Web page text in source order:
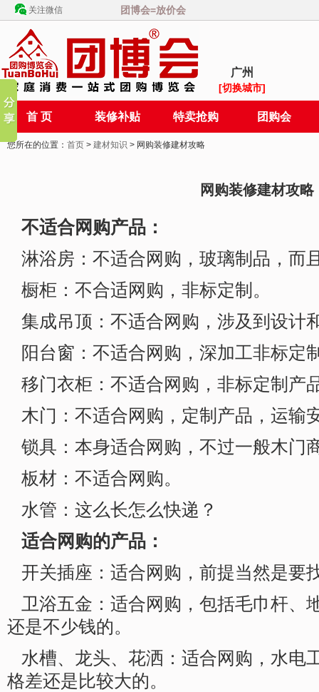
关注微信 团博会=放价会
广州
[切换城市]
首 页 装修补贴 特卖抢购 团购会
您所在的位置： 首页 > 建材知识 > 网购装修建材攻略
网购装修建材攻略
不适合网购产品：
淋浴房：不适合网购，玻璃制品，而
橱柜：不合适网购，非标定制。
集成吊顶：不适合网购，涉及到设计
阳台窗：不适合网购，深加工非标定
移门衣柜：不适合网购，非标定制产
木门：不适合网购，定制产品，运输
锁具：本身适合网购，不过一般木门
板材：不适合网购。
水管：这么长怎么快递？
适合网购的产品：
开关插座：适合网购，前提当然是要
卫浴五金：适合网购，包括毛巾杆、
还是不少钱的。
水槽、龙头、花洒：适合网购，水电
格差还是比较大的。